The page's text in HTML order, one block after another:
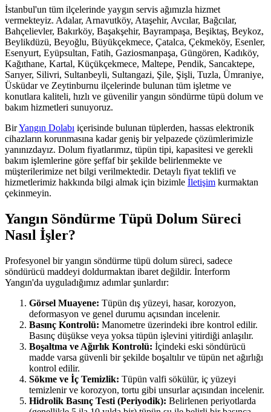
İstanbul'un tüm ilçelerinde yaygın servis ağımızla hizmet
vermekteyiz. Adalar, Arnavutköy, Ataşehir, Avcılar, Bağcılar,
Bahçelievler, Bakırköy, Başakşehir, Bayrampaşa, Beşiktaş, Beykoz,
Beylikdüzü, Beyoğlu, Büyükçekmece, Çatalca, Çekmeköy, Esenler,
Esenyurt, Eyüpsultan, Fatih, Gaziosmanpaşa, Güngören, Kadıköy,
Kağıthane, Kartal, Küçükçekmece, Maltepe, Pendik, Sancaktepe,
Sarıyer, Silivri, Sultanbeyli, Sultangazi, Şile, Şişli, Tuzla, Ümraniye,
Üsküdar ve Zeytinburnu ilçelerinde bulunan tüm işletme ve
konutlara kaliteli, hızlı ve güvenilir yangın söndürme tüpü dolum ve
bakım hizmetleri sunuyoruz.
BirYangın Dolabı içerisinde bulunan tüplerden, hassas elektronik
cihazların korunmasına kadar geniş bir yelpazede çözümlerimizle
yanınızdayız. Dolum fiyatlarımız, tüpün tipi, kapasitesi ve gerekli
bakım işlemlerine göre şeffaf bir şekilde belirlenmekte ve
müşterilerimize net bilgi verilmektedir. Detaylı fiyat teklifi ve
hizmetlerimiz hakkında bilgi almak için bizimle İletişim kurmaktan
çekinmeyin.
Yangın Söndürme Tüpü Dolum Süreci
Nasıl İşler?
Profesyonel bir yangın söndürme tüpü dolum süreci, sadece
söndürücü maddeyi doldurmaktan ibaret değildir. İnterform
Yangın'da uyguladığımız adımlar şunlardır:
Görsel Muayene: Tüpün dış yüzeyi, hasar, korozyon,
deformasyon ve genel durumu açısından incelenir.
Basınç Kontrolü: Manometre üzerindeki ibre kontrol edilir.
Basınç düşükse veya yoksa tüpün işlevini yitirdiği anlaşılır.
Boşaltma ve Ağırlık Kontrolü: İçindeki eski söndürücü
madde varsa güvenli bir şekilde boşaltılır ve tüpün net ağırlığı
kontrol edilir.
Sökme ve İç Temizlik: Tüpün valfi sökülür, iç yüzeyi
temizlenir ve korozyon, tortu gibi unsurlar açısından incelenir.
Hidrolik Basınç Testi (Periyodik): Belirlenen periyotlarda